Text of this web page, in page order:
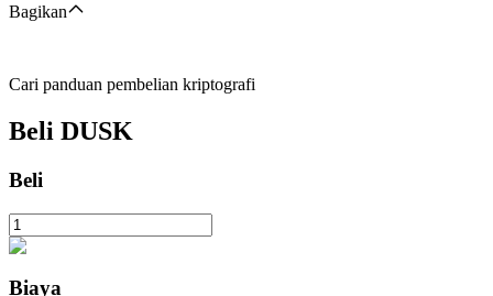
Bagikan
Cari panduan pembelian kriptografi
Beli DUSK
Beli
Biaya